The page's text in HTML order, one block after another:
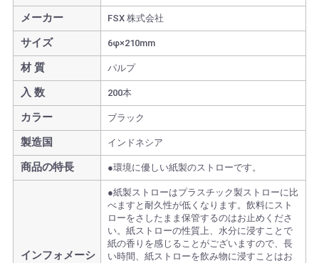
メーカー FSX 株式会社
サイズ 6φ×210mm
材 質 パルプ
入 数 200本
カラー ブラック
製造国 インドネシア
商品の特長 ●環境に優しい紙製のストローです。
インフォメーシ
●紙製ストローはプラスチック製ストローに比
べますと耐久性が低くなります。飲料にスト
ローをさしたまま保管するのはお止めくださ
い。紙ストローの性質上、水分に浸すことで
紙の香りを感じることがございますので、長
い時間、紙ストローを飲み物に浸すことはお